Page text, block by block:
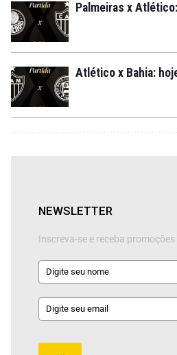
Palmeiras x
Atlético x Bahia:
NEWSLETTER
Inscreva-se e receba